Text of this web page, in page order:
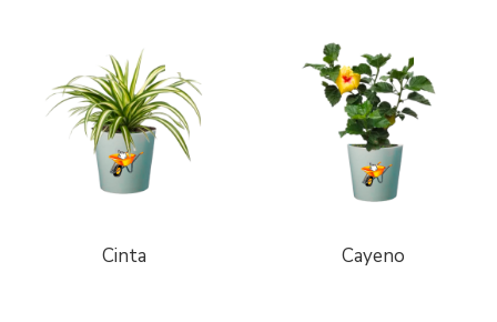
Cinta Cayeno